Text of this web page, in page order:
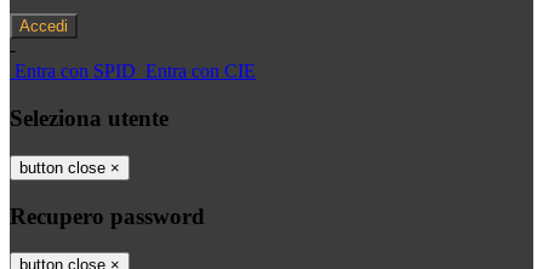
-
Entra con SPID Entra con CIE
Seleziona utente
button close ×
Recupero password
button close ×